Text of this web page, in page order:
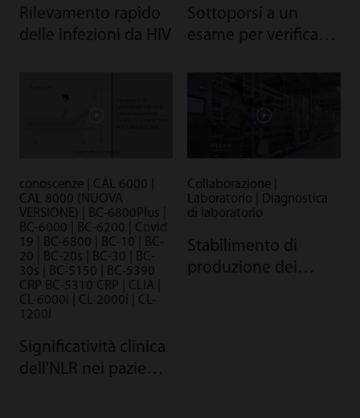
Rilevamento rapido
delle infezioni da HIV
Sottoporsi a un
esame per verificare
conoscenze | CAL 6000 |
CAL 8000 (NUOVA
VERSIONE) | BC-6800Plus |
BC-6000 | BC-6200 | Covid
19 | BC-6800 | BC-10 | BC-
20 | BC-20s | BC-30 | BC-
30s | BC-5150 | BC-5390
CRP BC-5310 CRP | CLIA |
CL-6000i | CL-2000i | CL-
1200i
Significatività clinica
dell'NLR nei pazienti
Collaborazione |
Laboratorio | Diagnostica
di laboratorio
Stabilimento di
produzione dei